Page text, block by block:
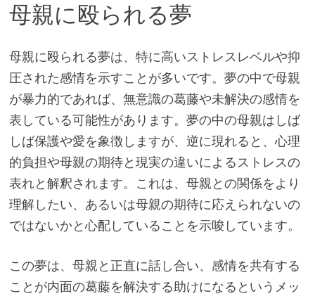
母親に殴られる夢
母親に殴られる夢は、特に高いストレスレベルや抑
圧された感情を示すことが多いです。夢の中で母親
が暴力的であれば、無意識の葛藤や未解決の感情を
表している可能性があります。夢の中の母親はしば
しば保護や愛を象徴しますが、逆に現れると、心理
的負担や母親の期待と現実の違いによるストレスの
表れと解釈されます。これは、母親との関係をより
理解したい、あるいは母親の期待に応えられないの
ではないかと心配していることを示唆しています。
この夢は、母親と正直に話し合い、感情を共有する
ことが内面の葛藤を解決する助けになるというメッ